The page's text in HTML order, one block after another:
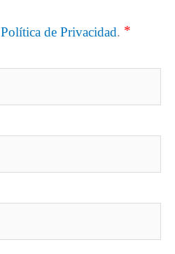
Política de Privacidad. *